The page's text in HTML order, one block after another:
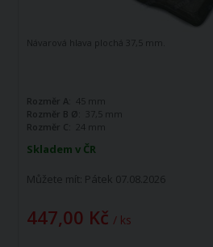
Skladem v ČR
Můžete mít: Pátek 07.08.2026
447,00 Kč / ks
Návarová hlava plochá 37,5 mm.
Rozměr A:
45 mm
Rozměr B Ø:
37,5 mm
Rozměr C:
24 mm